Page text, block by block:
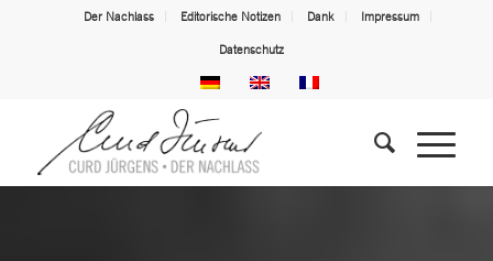
Der Nachlass Editorische Notizen Dank Impressum
Datenschutz